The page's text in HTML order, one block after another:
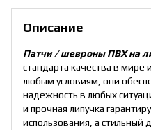
Описание
Патчи / шевроны ПВХ на
стандарта качества в
любым условиям, они
надежность в любых
и прочная липучка
использования, а стильный